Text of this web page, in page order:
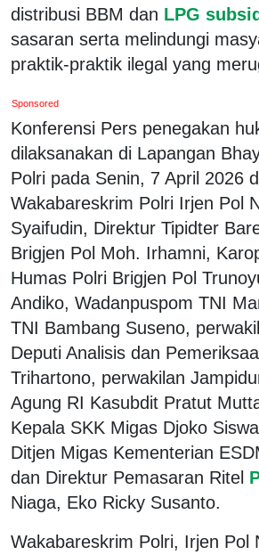
distribusi BBM dan LPG
sasaran serta melindungi
praktik-praktik ilegal yang
Sponsored
Konferensi Pers penegakan
dilaksanakan di Lapangan
Polri pada Senin, 7 April 2026
Wakabareskrim Polri Irjen Pol
Syaifudin, Direktur Tipidter
Brigjen Pol Moh. Irhamni,
Humas Polri Brigjen Pol
Andiko, Wadanpuspom TNI
TNI Bambang Suseno,
Deputi Analisis dan
Trihartono, perwakilan
Agung RI Kasubdit Pratut
Kepala SKK Migas Djoko
Ditjen Migas Kementerian
dan Direktur Pemasaran Ritel
Niaga, Eko Ricky Susanto.
Wakabareskrim Polri, Irjen Pol